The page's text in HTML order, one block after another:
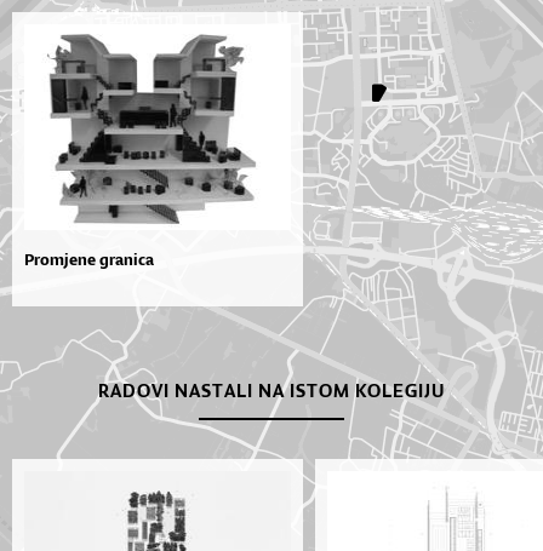
Promjene granica
RADOVI NASTALI NA ISTOM KOLEGIJU